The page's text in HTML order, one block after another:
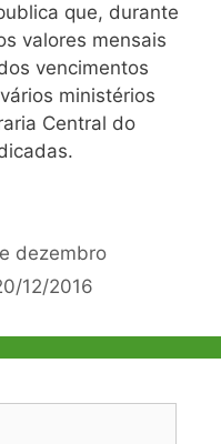
que, durante
valores mensais
vencimentos
ministérios
Central do
dezembro
12/2016